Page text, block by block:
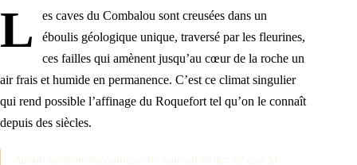
L
es caves du Combalou sont creusées dans un
éboulis géologique unique, traversé par les fleurines,
ces failles qui amènent jusqu’au cœur de la roche un
air frais et humide en permanence. C’est ce climat singulier
qui rend possible l’affinage du Roquefort tel qu’on le connaît
depuis des siècles.